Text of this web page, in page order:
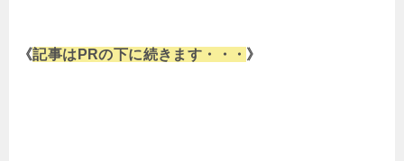
《記事はPRの下に続きます・・・ 》